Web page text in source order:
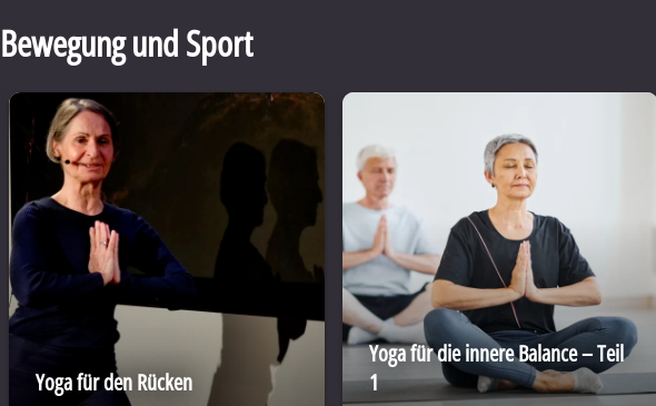
Bewegung und Sport
Yoga für den Rücken
Yoga für die innere Balance – Teil
1